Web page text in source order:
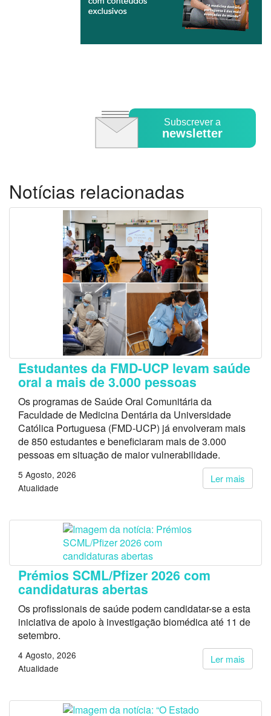
Subscrever a
newsletter
Notícias relacionadas
Estudantes da FMD-UCP levam saúde
oral a mais de 3.000 pessoas
Os programas de Saúde Oral Comunitária da
Faculdade de Medicina Dentária da Universidade
Católica Portuguesa (FMD-UCP) já envolveram mais
de 850 estudantes e beneficiaram mais de 3.000
pessoas em situação de maior vulnerabilidade.
Ler mais
5 Agosto, 2026
Atualidade
Prémios SCML/Pfizer 2026 com
candidaturas abertas
Os profissionais de saúde podem candidatar-se a esta
iniciativa de apoio à investigação biomédica até 11 de
setembro.
Ler mais
4 Agosto, 2026
Atualidade